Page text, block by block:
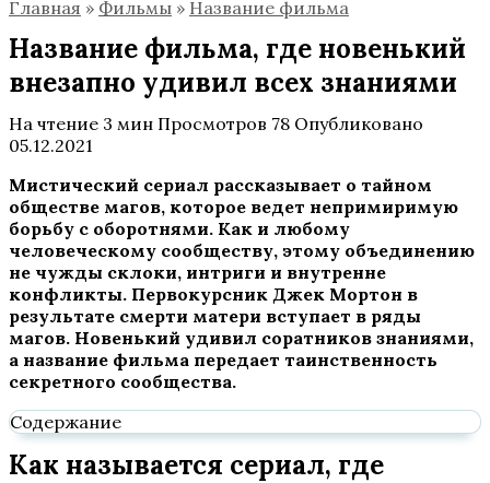
Главная » Фильмы » Название фильма
Название фильма, где новенький
внезапно удивил всех знаниями
На чтение 3 мин Просмотров 78 Опубликовано
05.12.2021
Мистический сериал рассказывает о тайном
обществе магов, которое ведет непримиримую
борьбу с оборотнями. Как и любому
человеческому сообществу, этому объединению
не чужды склоки, интриги и внутренне
конфликты. Первокурсник Джек Мортон в
результате смерти матери вступает в ряды
магов. Новенький удивил соратников знаниями,
а название фильма передает таинственность
секретного сообщества.
Содержание
Как называется сериал, где